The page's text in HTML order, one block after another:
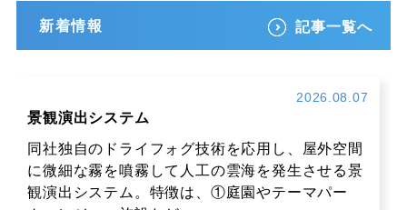
新着情報 記事一覧へ
2026.08.07
景観演出システム
同社独自のドライフォグ技術を応用し、屋外空間
に微細な霧を噴霧して人工の雲海を発生させる景
観演出システム。特徴は、①庭園やテーマパー